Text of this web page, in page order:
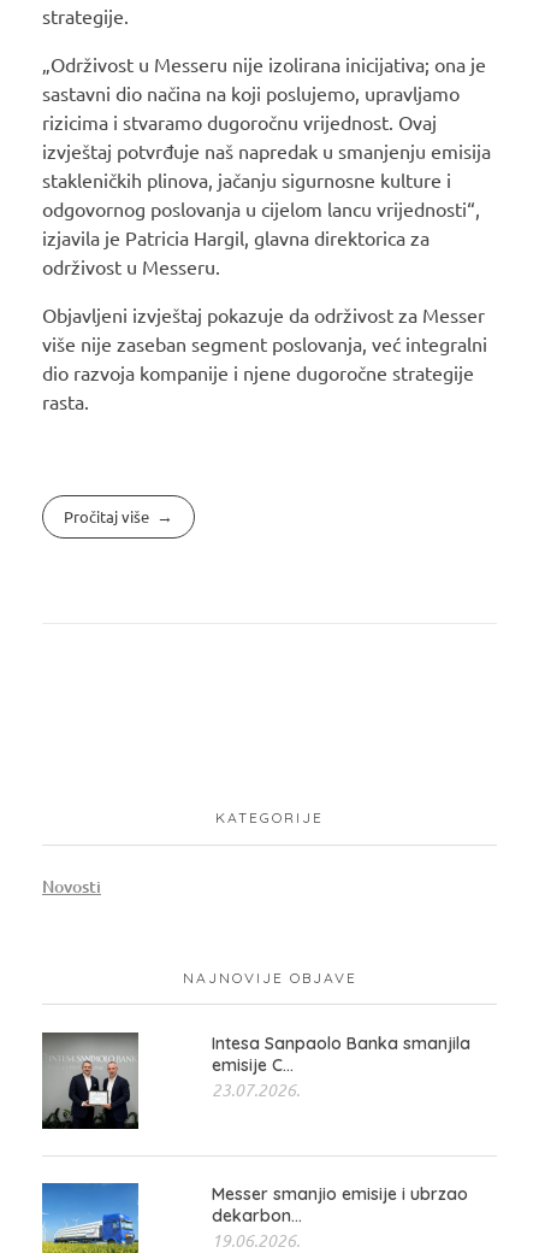
strategije.
„Održivost u Messeru nije izolirana inicijativa; ona je
sastavni dio načina na koji poslujemo, upravljamo
rizicima i stvaramo dugoročnu vrijednost. Ovaj
izvještaj potvrđuje naš napredak u smanjenju emisija
stakleničkih plinova, jačanju sigurnosne kulture i
odgovornog poslovanja u cijelom lancu vrijednosti“,
izjavila je Patricia Hargil, glavna direktorica za
održivost u Messeru.
Objavljeni izvještaj pokazuje da održivost za Messer
više nije zaseban segment poslovanja, već integralni
dio razvoja kompanije i njene dugoročne strategije
rasta.
Pročitaj više
KATEGORIJE
Novosti
NAJNOVIJE OBJAVE
Intesa Sanpaolo Banka smanjila
emisije C...
23.07.2026.
Messer smanjio emisije i ubrzao
dekarbon...
19.06.2026.